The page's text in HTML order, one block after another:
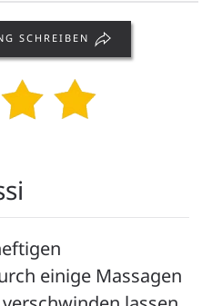
SCHREIBEN
und habe mich